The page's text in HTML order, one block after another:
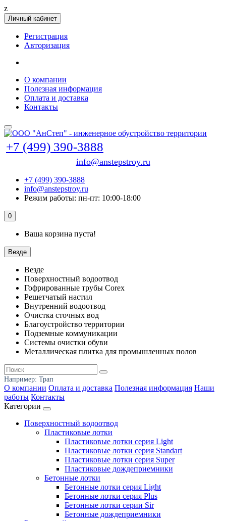
z
Личный кабинет
Регистрация
Авторизация
О компании
Полезная информация
Оплата и доставка
Контакты
+7 (499) 390-3888
info@anstepstroy.ru
+7 (499) 390-3888
info@anstepstroy.ru
Режим работы: пн-пт: 10:00-18:00
0
Ваша корзина пуста!
Везде
Везде
Поверхностный водоотвод
Гофрированные трубы Corex
Решетчатый настил
Внутренний водоотвод
Очистка сточных вод
Благоустройство территории
Подземные коммуникации
Системы очистки обуви
Металлическая плитка для промышленных полов
Например: Трап
О компании Оплата и доставка Полезная информация Наши
работы Контакты
Категории
Поверхностный водоотвод
Пластиковые лотки
Пластиковые лотки серия Light
Пластиковые лотки серия Standart
Пластиковые лотки серия Super
Пластиковые дождеприемники
Бетонные лотки
Бетонные лотки серия Light
Бетонные лотки серия Plus
Бетонные лотки серии Sir
Бетонные дождеприемники